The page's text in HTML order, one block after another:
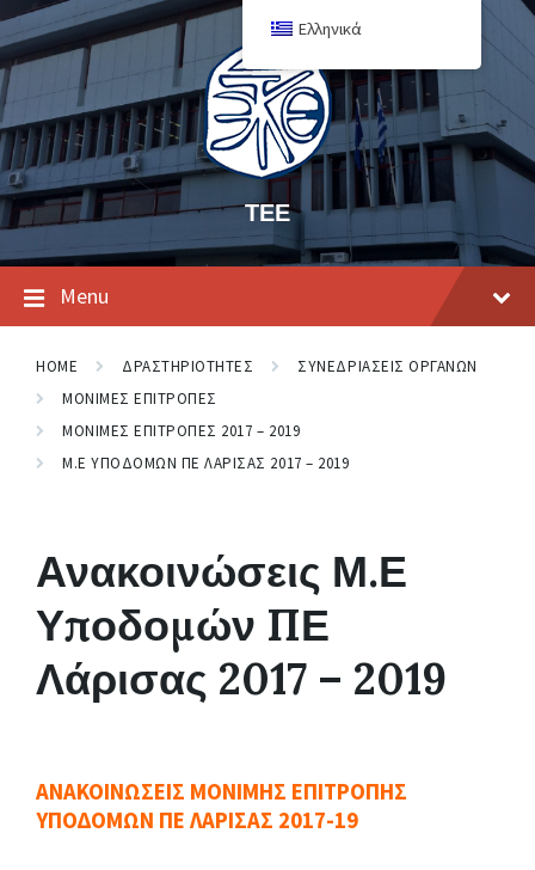
ΤΕΕ
Menu
HOME ΔΡΑΣΤΗΡΙΟΤΗΤΕΣ
ΣΥΝΕΔΡΙΑΣΕΙΣ ΟΡΓΑΝΩΝ
ΜΟΝΙΜΕΣ ΕΠΙΤΡΟΠΕΣ
ΜΟΝΙΜΕΣ ΕΠΙΤΡΟΠΕΣ 2017 – 2019
Μ.Ε ΥΠΟΔΟΜΩΝ ΠΕ ΛΑΡΙΣΑΣ 2017 – 2019
Ανακοινώσεις Μ.Ε
Υποδομών ΠΕ
Λάρισας 2017 – 2019
ΑΝΑΚΟΙΝΩΣΕΙΣ ΜΟΝΙΜΗΣ ΕΠΙΤΡΟΠΗΣ
ΥΠΟΔΟΜΩΝ ΠΕ ΛΑΡΙΣΑΣ 2017-19
Ελληνικά